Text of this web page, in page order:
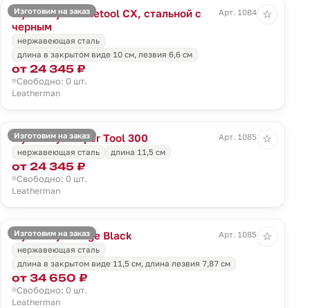
Изготовим на заказ
Мультитул Skeletool CX, стальной с
черным
Арт. 10846.13
нержавеющая сталь
длина в закрытом виде 10 см, лезвия 6,6 см
от 24 345 ₽
Свободно: 0 шт.
Leatherman
☆
Изготовим на заказ
Мультитул Super Tool 300
Арт. 10851.10
нержавеющая сталь
длина 11,5 см
от 24 345 ₽
Свободно: 0 шт.
Leatherman
☆
Изготовим на заказ
Мультитул Surge Black
Арт. 10854.30
нержавеющая сталь
длина в закрытом виде 11,5 cм, длина лезвия 7,87 cм
от 34 650 ₽
Свободно: 0 шт.
Leatherman
☆